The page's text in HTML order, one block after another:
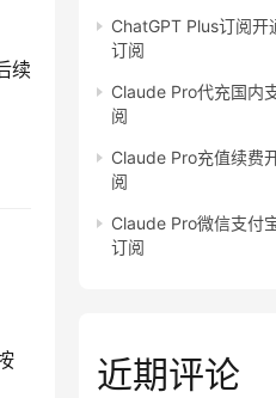
续
ChatGPT Plus订阅开
订阅
Claude Pro代充国内
阅
Claude Pro充值续费
阅
Claude Pro微信支付
订阅
近期评论